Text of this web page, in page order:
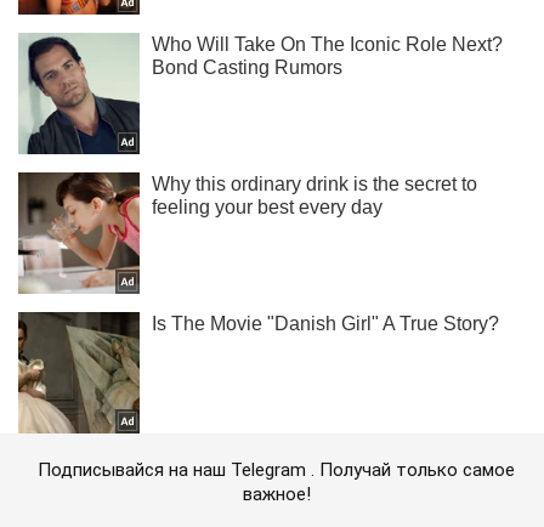
Подписывайся на наш Telegram . Получай только самое
важное!